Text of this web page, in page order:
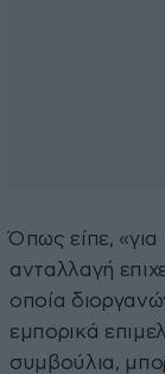
Όπως είπε,
ανταλλαγή
οποία
εμπορικά
συμβούλια,